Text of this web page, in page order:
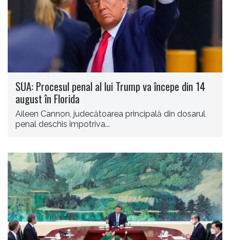
SUA: Procesul penal al lui Trump va începe din 14
august în Florida
Aileen Cannon, judecătoarea principală din dosarul
penal deschis împotriva...